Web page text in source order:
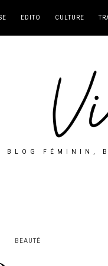
EDITO CULTURE
BLOG FÉMININ,
BEAUTÉ